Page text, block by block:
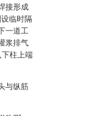
接形成
临时隔
一道工
浆排气
柱上端
与纵筋